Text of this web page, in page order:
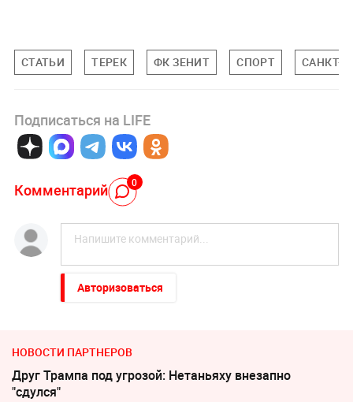
СТАТЬИ ТЕРЕК ФК ЗЕНИТ СПОРТ САНКТ-
Подписаться на LIFE
Комментарий 0
Авторизоваться
НОВОСТИ ПАРТНЕРОВ
Друг Трампа под угрозой: Нетаньяху внезапно
"сдулся"